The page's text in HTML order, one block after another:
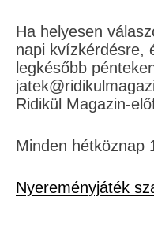
Ha helyesen
napi kvízkérdésre,
legkésőbb
Ridikül Magazin-
Minden hétköznap
Nyereményjáték